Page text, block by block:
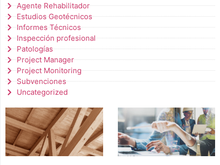
Agente Rehabilitador
Estudios Geotécnicos
Informes Técnicos
Inspección profesional
Patologías
Project Manager
Project Monitoring
Subvenciones
Uncategorized